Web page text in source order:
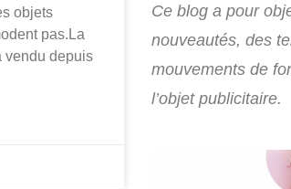
objets
pas.La
vendu depuis
Ce blog a pour
nouveautés, des
mouvements de
l’objet publicitaire.